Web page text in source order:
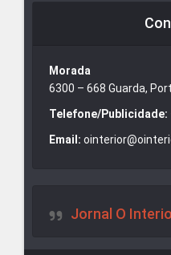
Morada
6300 – 668 Guarda,
Telefone/Publicidade:
Email:
Jornal O